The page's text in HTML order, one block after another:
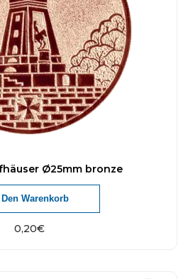
Ø25mm bronze
0,20€
Den Warenkorb